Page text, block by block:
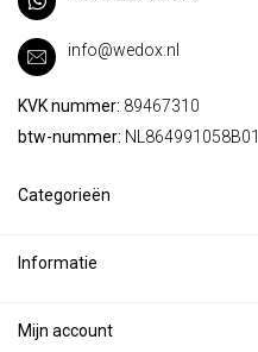
info@wedox.nl
KVK nummer: 89467310
btw-nummer: NL864991058B01
Categorieën
Informatie
Mijn account